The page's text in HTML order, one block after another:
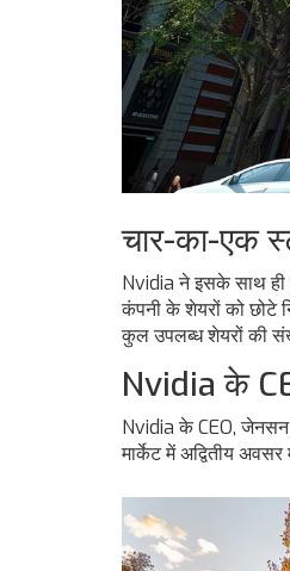
चार-का-एक
Nvidia ने इसके साथ ही
कंपनी के शेयरों को छोटे
कुल उपलब्ध शेयरों की
Nvidia के
Nvidia के CEO, जेनसन
मार्केट में अद्वितीय